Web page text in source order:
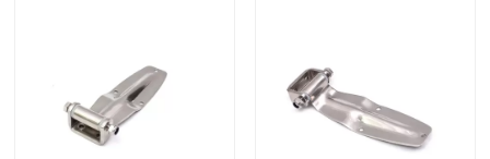
جولة في المعمل
مراقبة الجودة